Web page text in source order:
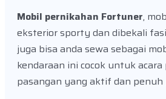
Mobil pernikahan Fortuner,
eksterior sporty dan dibekali
juga bisa anda sewa sebagai
kendaraan ini cocok untuk
pasangan yang aktif dan